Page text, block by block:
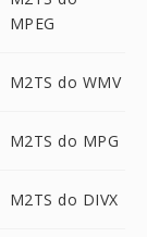
MPEG
M2TS do WMV
M2TS do MPG
M2TS do DIVX